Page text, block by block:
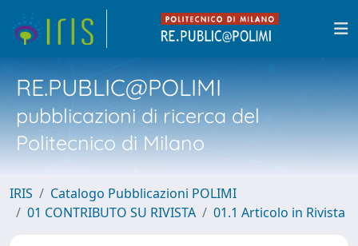
RE.PUBLIC@POLIMI
pubblicazioni di ricerca del
Politecnico di Milano
IRIS
Catalogo Pubblicazioni POLIMI
01 CONTRIBUTO SU RIVISTA
01.1 Articolo in Rivista